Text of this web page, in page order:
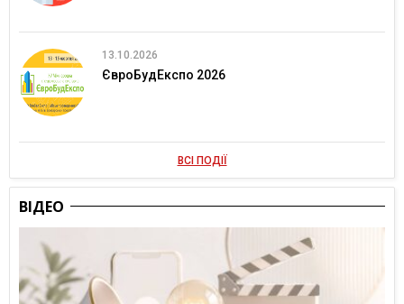
13.10.2026
ЄвроБудЕкспо 2026
ВСІ ПОДІЇ
ВІДЕО